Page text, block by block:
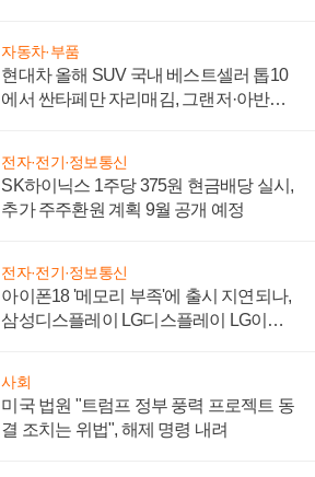
자동차·부품
현대차 올해 SUV 국내 베스트셀러 톱10
에서 싼타페만 자리매김, 그랜저·아반떼
전자·전기·정보통신
SK하이닉스 1주당 375원 현금배당 실시,
추가 주주환원 계획 9월 공개 예정
전자·전기·정보통신
아이폰18 '메모리 부족'에 출시 지연되나,
삼성디스플레이 LG디스플레이 LG이노
사회
미국 법원 "트럼프 정부 풍력 프로젝트 동
결 조치는 위법", 해제 명령 내려